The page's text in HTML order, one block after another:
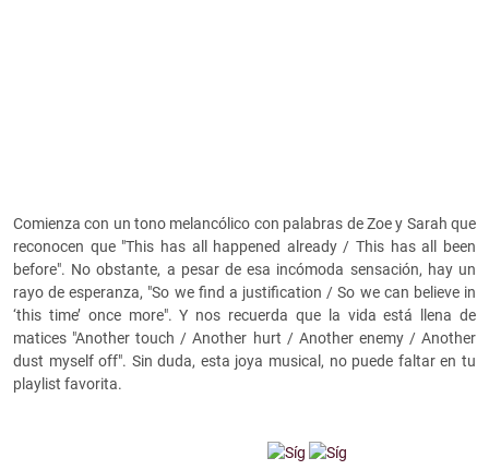
Comienza con un tono melancólico con palabras deZoe y Sarah que
reconocen que "This has all happened already / This has all been
before". No obstante, a pesar de esa incómoda sensación, hay un
rayo de esperanza, "So we find a justification / So we can believe in
‘this time’ once more". Y nos recuerda que la vida está llena de
matices "Another touch / Another hurt / Another enemy / Another
dust myself off". Sin duda, esta joya musical, no puede faltar en tu
playlist favorita.